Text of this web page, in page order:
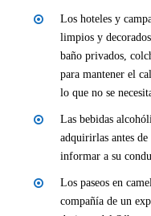
Los hoteles y
limpios y
baño privados,
para mantener el
lo que no se
Las bebidas
adquirirlas antes
informar a su
Los paseos en
compañía de un